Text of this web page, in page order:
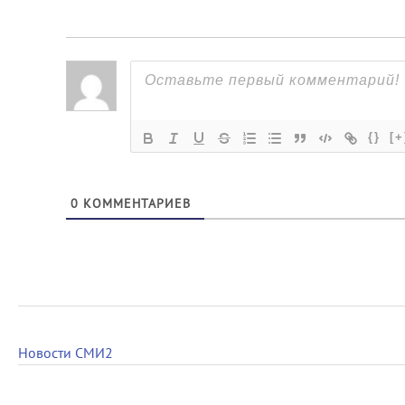
{}
0 КОММЕНТАРИЕВ
Новости СМИ2